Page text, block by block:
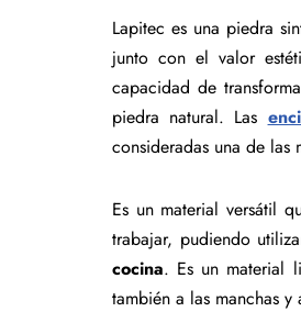
Lapitec es una piedra
junto con el valor
capacidad de
piedra natural. Las
consideradas una de las
Es un material versátil
trabajar, pudiendo
cocina. Es un material
también a las manchas